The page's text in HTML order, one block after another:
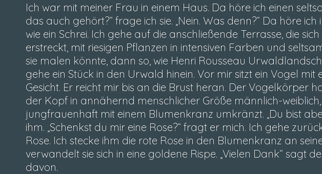
Ich war mit meiner Frau in einem Haus. Da höre ich einen
das auch gehört?“ frage ich sie. „Nein. Was denn?“ Da höre
wie ein Schrei. Ich gehe auf die anschließende Terrasse, die
erstreckt, mit riesigen Pflanzen in intensiven Farben und
sie malen könnte, dann so, wie Henri Rousseau
gehe ein Stück in den Urwald hinein. Vor mir sitzt ein Vogel mit
Gesicht. Er reicht mir bis an die Brust heran. Der Vogelkörper
der Kopf in annähernd menschlicher Größe männlich-
jungfrauenhaft mit einem Blumenkranz umkränzt. „Du bist
ihm. „Schenkst du mir eine Rose?“ fragt er mich. Ich gehe
Rose. Ich stecke ihm die rote Rose in den Blumenkranz an
verwandelt sie sich in eine goldene Rispe. „Vielen Dank“ sagt
davon.